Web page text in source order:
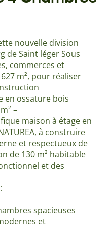
nouvelle division
de Saint léger Sous
commerces et
m², pour réaliser
en ossature bois
–
maison à étage en
à construire
et respectueux de
de 130 m² habitable
et des
spacieuses
et